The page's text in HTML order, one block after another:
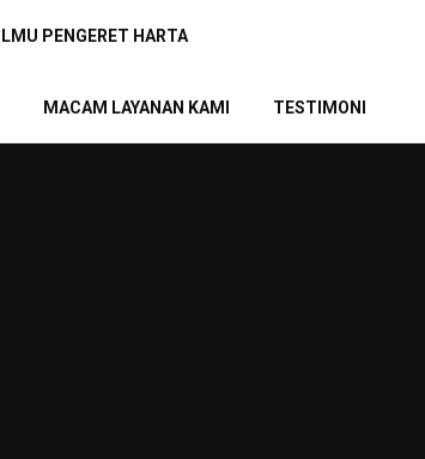
ILMU PENGERET HARTA
MACAM LAYANAN KAMI TESTIMONI